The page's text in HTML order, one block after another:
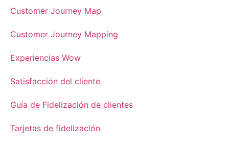
Customer Journey Map
Customer Journey Mapping
Experiencias Wow
Satisfacción del cliente
Guía de Fidelización de clientes
Tarjetas de fidelización